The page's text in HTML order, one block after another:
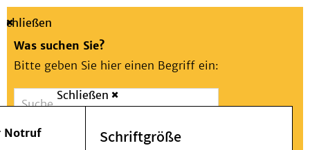
Suche
Schließen
Was suchen Sie?
Bitte geben Sie hier einen Begriff ein:
Suchen
Notfall
Schließen
Notruf Schriftgröße
Menü